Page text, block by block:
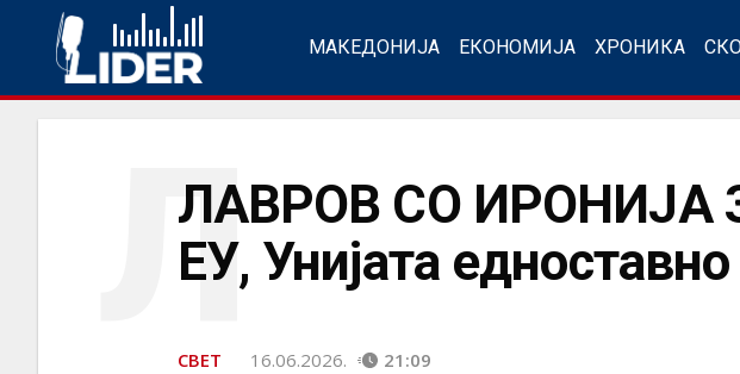
МАКЕДОНИЈА ЕКОНОМИЈА ХРОНИКА
ЛАВРОВ СО ИРОНИЈА
ЕУ, Унијата
Л
СВЕТ 16.06.2026. 21:09